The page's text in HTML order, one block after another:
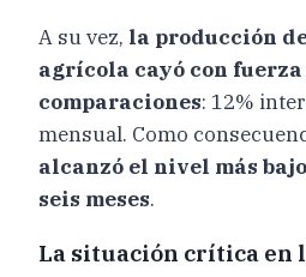
A su vez, la producción
agrícola cayó con fuerza
comparaciones: 12%
mensual. Como
alcanzó el nivel más
seis meses.
La situación crítica en